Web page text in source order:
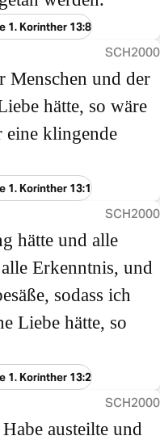
1. Korinther 13:8
SCH2000
Menschen und der
hätte, so wäre
eine klingende
1. Korinther 13:1
SCH2000
hätte und alle
Erkenntnis, und
sodass ich
Liebe hätte, so
1. Korinther 13:2
SCH2000
austeilte und